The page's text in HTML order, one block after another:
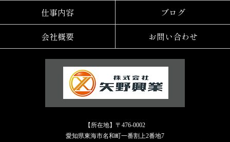
仕事内容
ブログ
会社概要
お問い合わせ
【所在地】〒476-0002
愛知県東海市名和町一番割上2番地7